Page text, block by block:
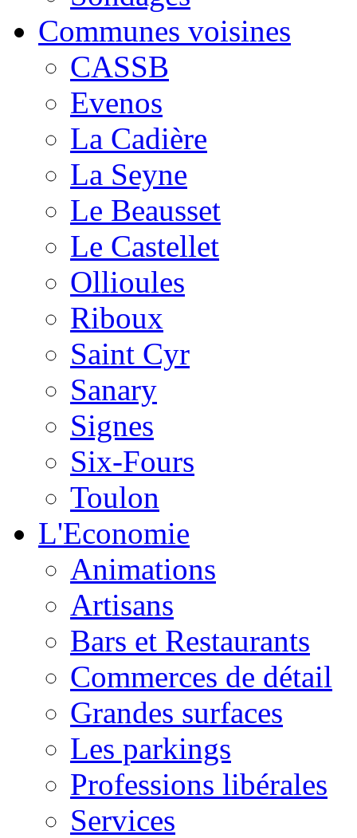
Communes voisines
CASSB
Evenos
La Cadière
La Seyne
Le Beausset
Le Castellet
Ollioules
Riboux
Saint Cyr
Sanary
Signes
Six-Fours
Toulon
L'Economie
Animations
Artisans
Bars et Restaurants
Commerces de détail
Grandes surfaces
Les parkings
Professions libérales
Services